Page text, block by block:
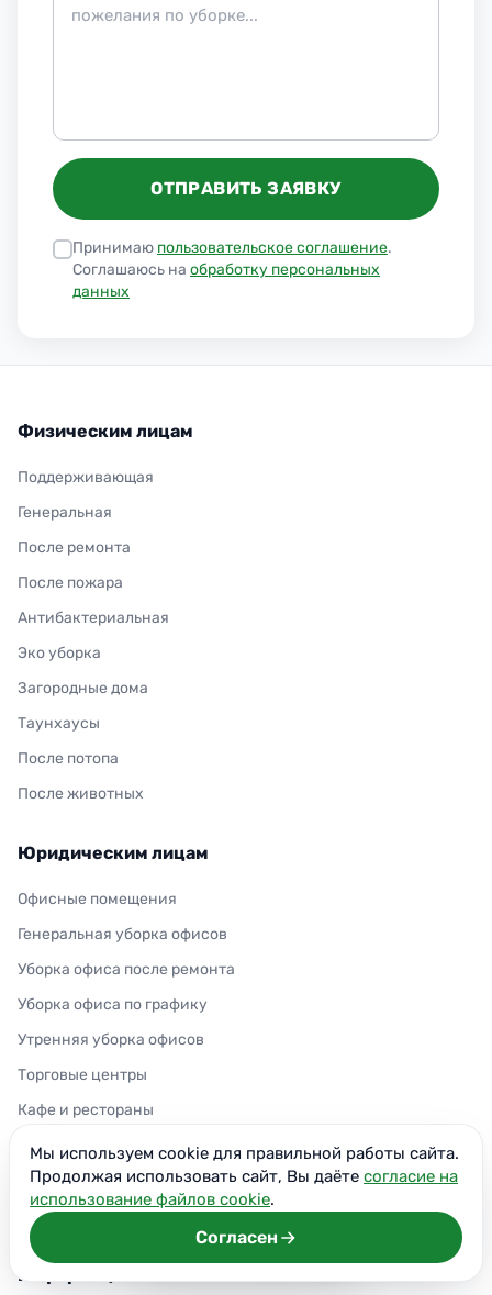
ОТПРАВИТЬ ЗАЯВКУ
Принимаю пользовательское соглашение.
Соглашаюсь на обработку персональных
данных
Физическим лицам
Поддерживающая
Генеральная
После ремонта
После пожара
Антибактериальная
Эко уборка
Загородные дома
Таунхаусы
После потопа
После животных
Юридическим лицам
Офисные помещения
Генеральная уборка офисов
Уборка офиса после ремонта
Уборка офиса по графику
Утренняя уборка офисов
Торговые центры
Кафе и рестораны
Медицинские учреждения
Фитнес-клубы
Химчистка офисной мебели
Информация
Мы используем cookie для правильной работы сайта.
Продолжая использовать сайт, Вы даёте согласие на
использование файлов cookie.
Согласен